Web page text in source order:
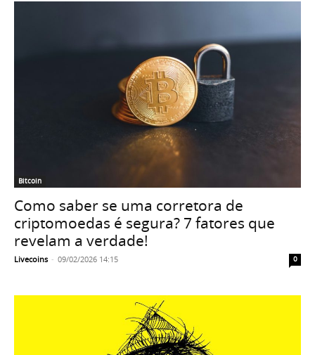
Bitcoin
Como saber se uma corretora de
criptomoedas é segura? 7 fatores que
revelam a verdade!
Livecoins - 09/02/2026 14:15 0